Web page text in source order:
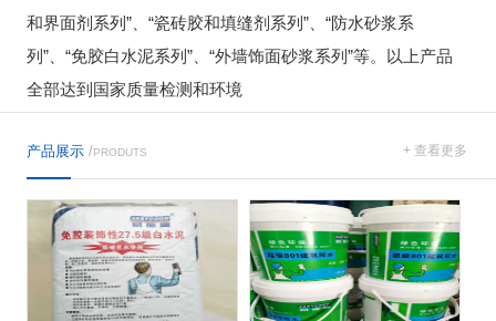
和界面剂系列”、“瓷砖胶和填缝剂系列”、“防水砂浆系
列”、“免胶白水泥系列”、“外墙饰面砂浆系列”等。以上产品
全部达到国家质量检测和环境
产品展示 /PRODUTS + 查看更多